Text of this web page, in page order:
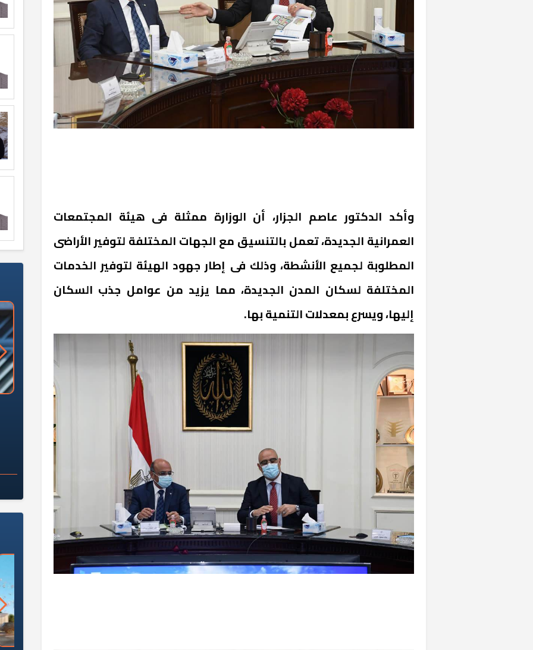
وأكد الدكتور عاصم الجزار، أن الوزارة ممثلة فى هيئة المجتمعات
العمرانية الجديدة، تعمل بالتنسيق مع الجهات المختلفة لتوفير الأراضى
المطلوبة لجميع الأنشطة، وذلك فى إطار جهود الهيئة لتوفير الخدمات
المختلفة لسكان المدن الجديدة، مما يزيد من عوامل جذب السكان
إليها، ويسرع بمعدلات التنمية بها.
«وزارة الآثار»: العُثور على 10 توابيت
خشبية بفناء مقبرة "باكي"
سلامة الغذاء: 285 ألف طن صادرات
غذائية في أسبوع